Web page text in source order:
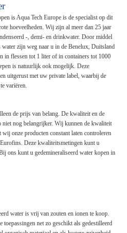
is Aqua Tech Europe is de specialist op dit
hoeveelheden. Wij zijn al meer dan 25 jaar
-, demi- en drinkwater. Door middel
water zijn weg naar u in de Benelux, Duitsland
in flessen tot 1 liter of in containers tot 1000
is natuurlijk ook mogelijk. Deze
uitgerust met uw private label, waarbij de
variëren.
de prijs van belang. De kwaliteit en de
niet nog belangrijker. Wij kunnen de kwaliteit
wij onze producten constant laten controleren
Deze kwaliteitsmetingen kunt u
ons kunt u gedemineraliseerd water kopen in
water is vrij van zouten en ionen te koop.
toepassingen net zo geschikt als gedestilleerd